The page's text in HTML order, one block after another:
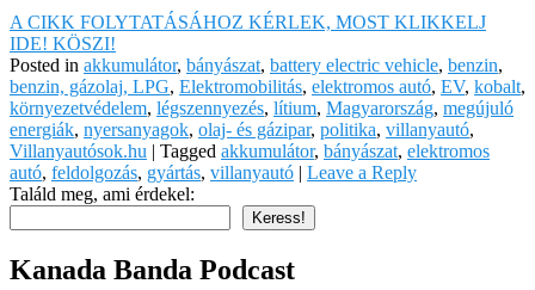
A CIKK FOLYTATÁSÁHOZ KÉRLEK, MOST KLIKKELJ
IDE! KÖSZI!
Posted in akkumulátor, bányászat, battery electric vehicle, benzin,
benzin, gázolaj, LPG, Elektromobilitás, elektromos autó, EV, kobalt,
környezetvédelem, légszennyezés, lítium, Magyarország, megújuló
energiák, nyersanyagok, olaj- és gázipar, politika, villanyautó,
Villanyautósok.hu | Tagged akkumulátor, bányászat, elektromos
autó, feldolgozás, gyártás, villanyautó | Leave a Reply
Találd meg, ami érdekel:
Keress!
Kanada Banda Podcast